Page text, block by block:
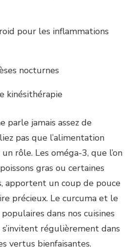
pour les inflammations
nocturnes
kinésithérapie
parle jamais assez de
pas que l’alimentation
rôle. Les oméga-3, que l’on
gras ou certaines
apportent un coup de pouce
précieux. Le curcuma et le
dans nos cuisines
régulièrement dans
vertus bienfaisantes.